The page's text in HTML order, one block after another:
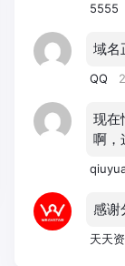
5555
域名
QQ
现在
啊，
感谢
天天